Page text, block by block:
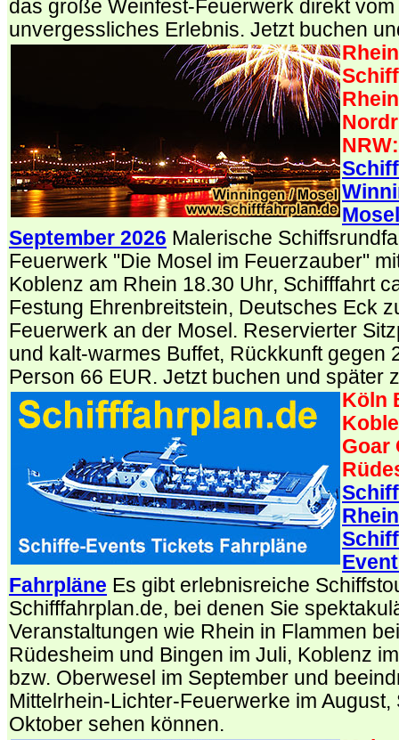
das große Weinfest-Feuerwerk direkt
unvergessliches Erlebnis. Jetzt buchen
NRW:
September 2026 Malerische
Feuerwerk "Die Mosel im Feuerzauber"
Koblenz am Rhein 18.30 Uhr, Schifffahrt
Festung Ehrenbreitstein, Deutsches Eck
Feuerwerk an der Mosel. Reservierter
und kalt-warmes Buffet, Rückkunft gegen
Person 66 EUR. Jetzt buchen und später
Köln
Goar
Fahrpläne Es gibt erlebnisreiche
Schifffahrplan.de, bei denen Sie
Veranstaltungen wie Rhein in Flammen
Rüdesheim und Bingen im Juli, Koblenz
bzw. Oberwesel im September und
Mittelrhein-Lichter-Feuerwerke im August,
Oktober sehen können.